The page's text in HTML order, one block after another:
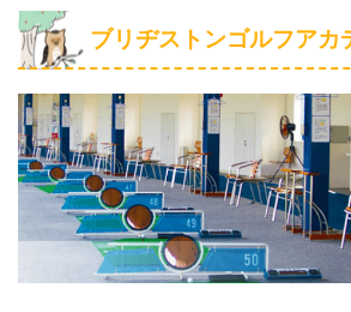
ブリヂストンゴルフアカ